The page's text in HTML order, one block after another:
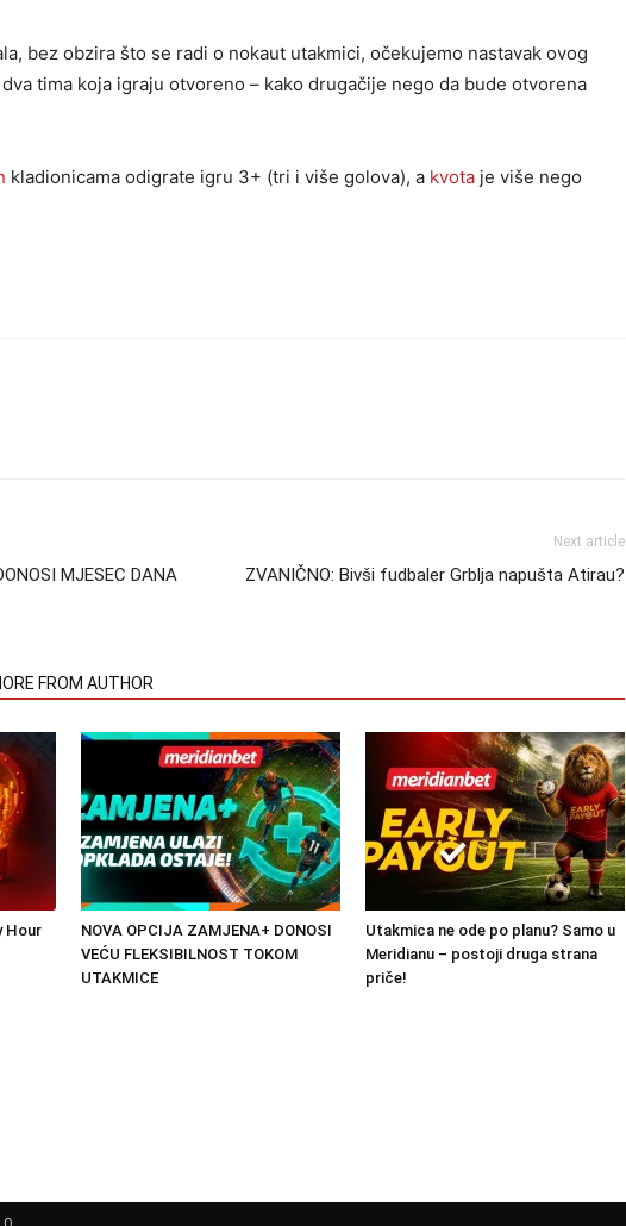
bez obzira što se radi o nokaut utakmici, očekujemo nastavak ovog
tima koja igraju otvoreno – kako drugačije nego da bude otvorena
kladionicama odigrate igru 3+ (tri i više golova), a kvota je više nego
MJESEC DANA
Next article
ZVANIČNO: Bivši fudbaler Grblja napušta Atirau?
FROM AUTHOR
Hour
NOVA OPCIJA ZAMJENA+ DONOSI
VEĆU FLEKSIBILNOST TOKOM
UTAKMICE
Utakmica ne ode po planu? Samo u
Meridianu – postoji druga strana
priče!